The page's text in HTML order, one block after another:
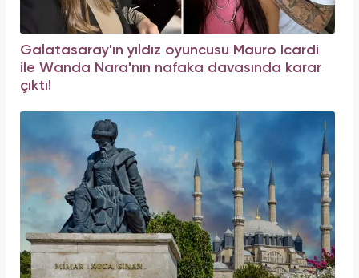
Galatasaray'ın yıldız oyuncusu Mauro Icardi
ile Wanda Nara'nın nafaka davasında karar
çıktı!